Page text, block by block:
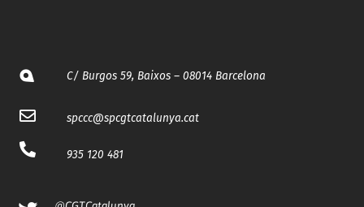
C/ Burgos 59, Baixos – 08014 Barcelona
spccc@spcgtcatalunya.cat
935 120 481